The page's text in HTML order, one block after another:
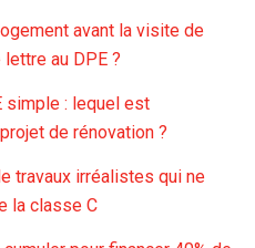
avant la visite de
lettre au DPE ?
simple : lequel est
de rénovation ?
travaux irréalistes qui ne
la classe C